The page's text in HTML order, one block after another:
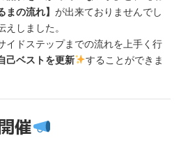
の流れ】 が出来ておりませんでし
しました。
イドステップまでの流れを上手く行
己ベストを更新
することができま
催